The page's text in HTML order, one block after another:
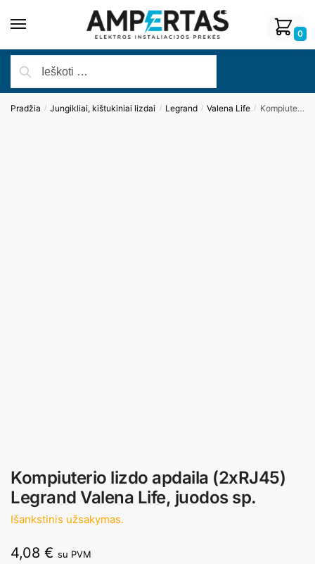
0
Pradžia / Jungikliai, kištukiniai lizdai / Legrand / Valena Life / Kompiuterio lizdo apdaila (2xRJ45) Legrand Valena Life, juodos sp.
Kompiuterio lizdo apdaila (2xRJ45)
Legrand Valena Life, juodos sp.
Išankstinis užsakymas.
4,08 € su PVM